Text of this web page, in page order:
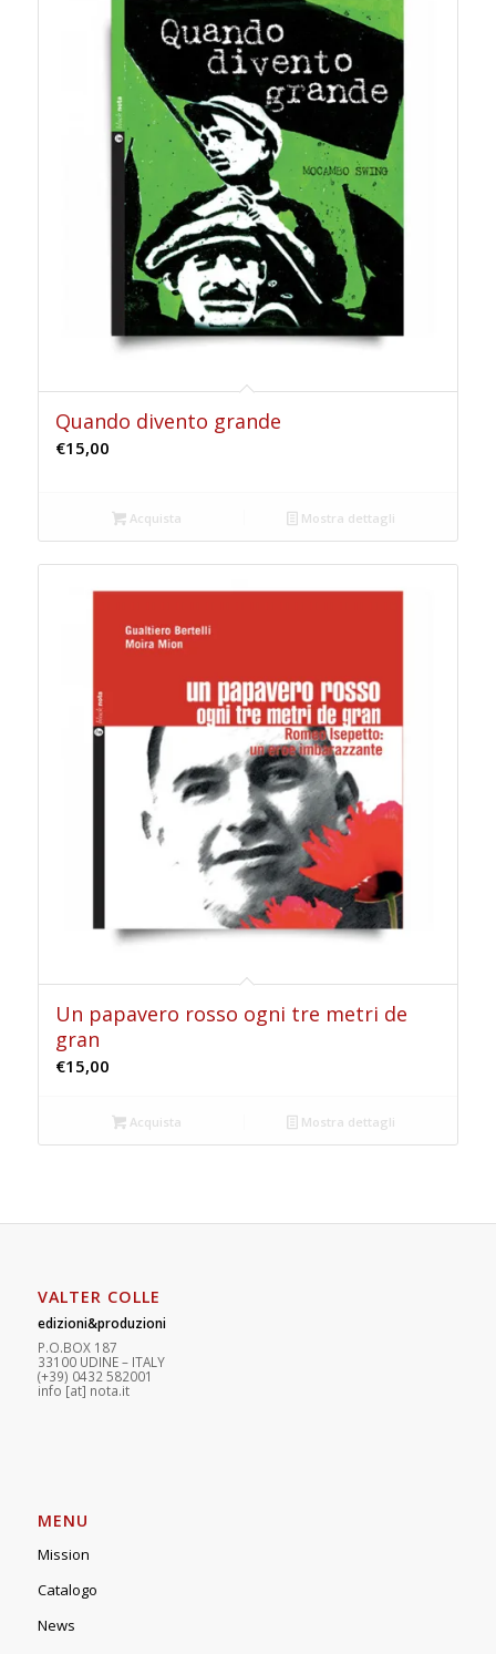
Quando divento grande
€15,00
Acquista Mostra dettagli
Un papavero rosso ogni tre metri de
gran
€15,00
Acquista Mostra dettagli
VALTER COLLE
edizioni&produzioni
P.O.BOX 187
33100 UDINE – ITALY
(+39) 0432 582001
info [at] nota.it
MENU
Mission
Catalogo
News